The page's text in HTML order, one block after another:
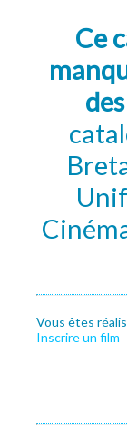
Ce
Vous êtes
Inscrire un film